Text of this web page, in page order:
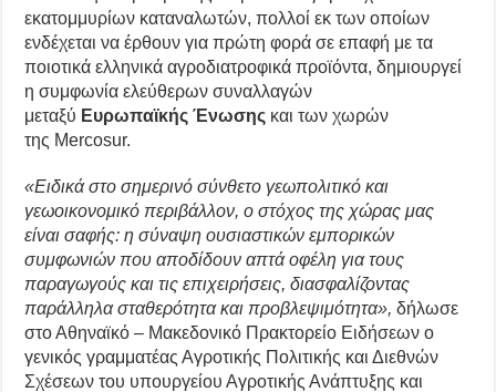
εκατομμυρίων καταναλωτών, πολλοί εκ των οποίων
ενδέχεται να έρθουν για πρώτη φορά σε επαφή με τα
ποιοτικά ελληνικά αγροδιατροφικά προϊόντα, δημιουργεί
η συμφωνία ελεύθερων συναλλαγών
μεταξύ Ευρωπαϊκής Ένωσης και των χωρών
της Mercosur.
«Ειδικά στο σημερινό σύνθετο γεωπολιτικό και
γεωοικονομικό περιβάλλον, ο στόχος της χώρας μας
είναι σαφής: η σύναψη ουσιαστικών εμπορικών
συμφωνιών που αποδίδουν απτά οφέλη για τους
παραγωγούς και τις επιχειρήσεις, διασφαλίζοντας
παράλληλα σταθερότητα και προβλεψιμότητα», δήλωσε
στο Αθηναϊκό – Μακεδονικό Πρακτορείο Ειδήσεων ο
γενικός γραμματέας Αγροτικής Πολιτικής και Διεθνών
Σχέσεων του υπουργείου Αγροτικής Ανάπτυξης και